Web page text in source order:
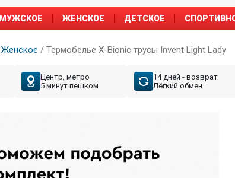
МУЖСКОЕ ЖЕНСКОЕ ДЕТСКОЕ
Женское / Термобелье X-Bionic трусы Invent Light Lady
Центр, метро
5 минут пешком
14 дней - возврат
Лёгкий обмен